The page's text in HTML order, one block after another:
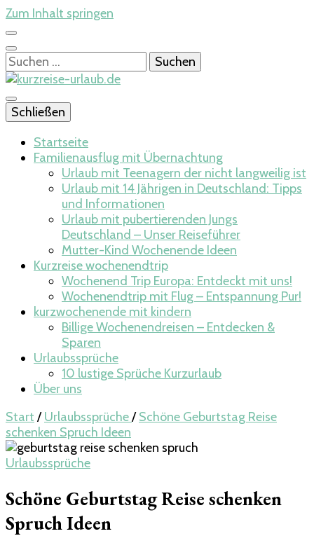
Zum Inhalt springen
Suchen
nach:
kurzreise-
urlaub.de
Hier beginnt die Lust auf Reisen
Schließen
Startseite
Familienausflug mit Übernachtung
Urlaub mit Teenagern der nicht langweilig ist
Urlaub mit 14 Jährigen in Deutschland: Tipps
und Informationen
Urlaub mit pubertierenden Jungs
Deutschland – Unser Reiseführer
Mutter-Kind Wochenende Ideen​
Kurzreise wochenendtrip
Wochenend Trip Europa: Entdeckt mit uns!
Wochenendtrip mit Flug – Entspannung Pur!
kurzwochenende mit kindern
Billige Wochenendreisen – Entdecken &
Sparen
Urlaubssprüche
10 lustige Sprüche Kurzurlaub
Über uns
Start / Urlaubssprüche/ Schöne Geburtstag Reise
schenken Spruch​ Ideen
Urlaubssprüche
Schöne Geburtstag Reise schenken
Spruch​ Ideen